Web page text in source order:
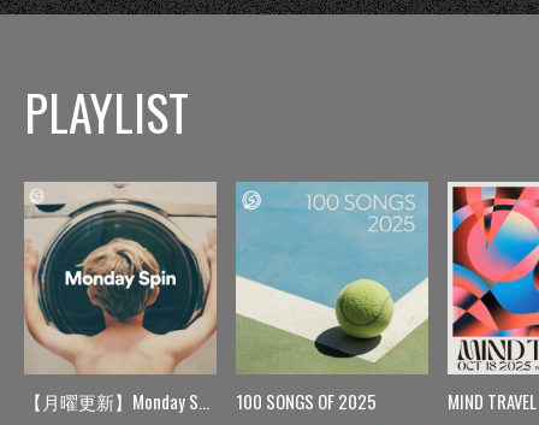
PLAYLIST
【月曜更新】Monday Spin 100 SONGS OF 2025 MIND TRAVEL